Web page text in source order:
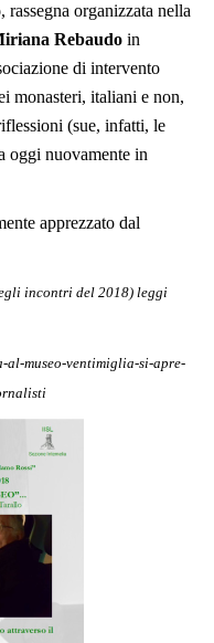
, rassegna organizzata nella
Rebaudo in
di intervento
monasteri, italiani e non,
(sue, infatti, le
oggi nuovamente in
apprezzato dal
incontri del 2018) leggi
al-museo-ventimiglia-si-apre-